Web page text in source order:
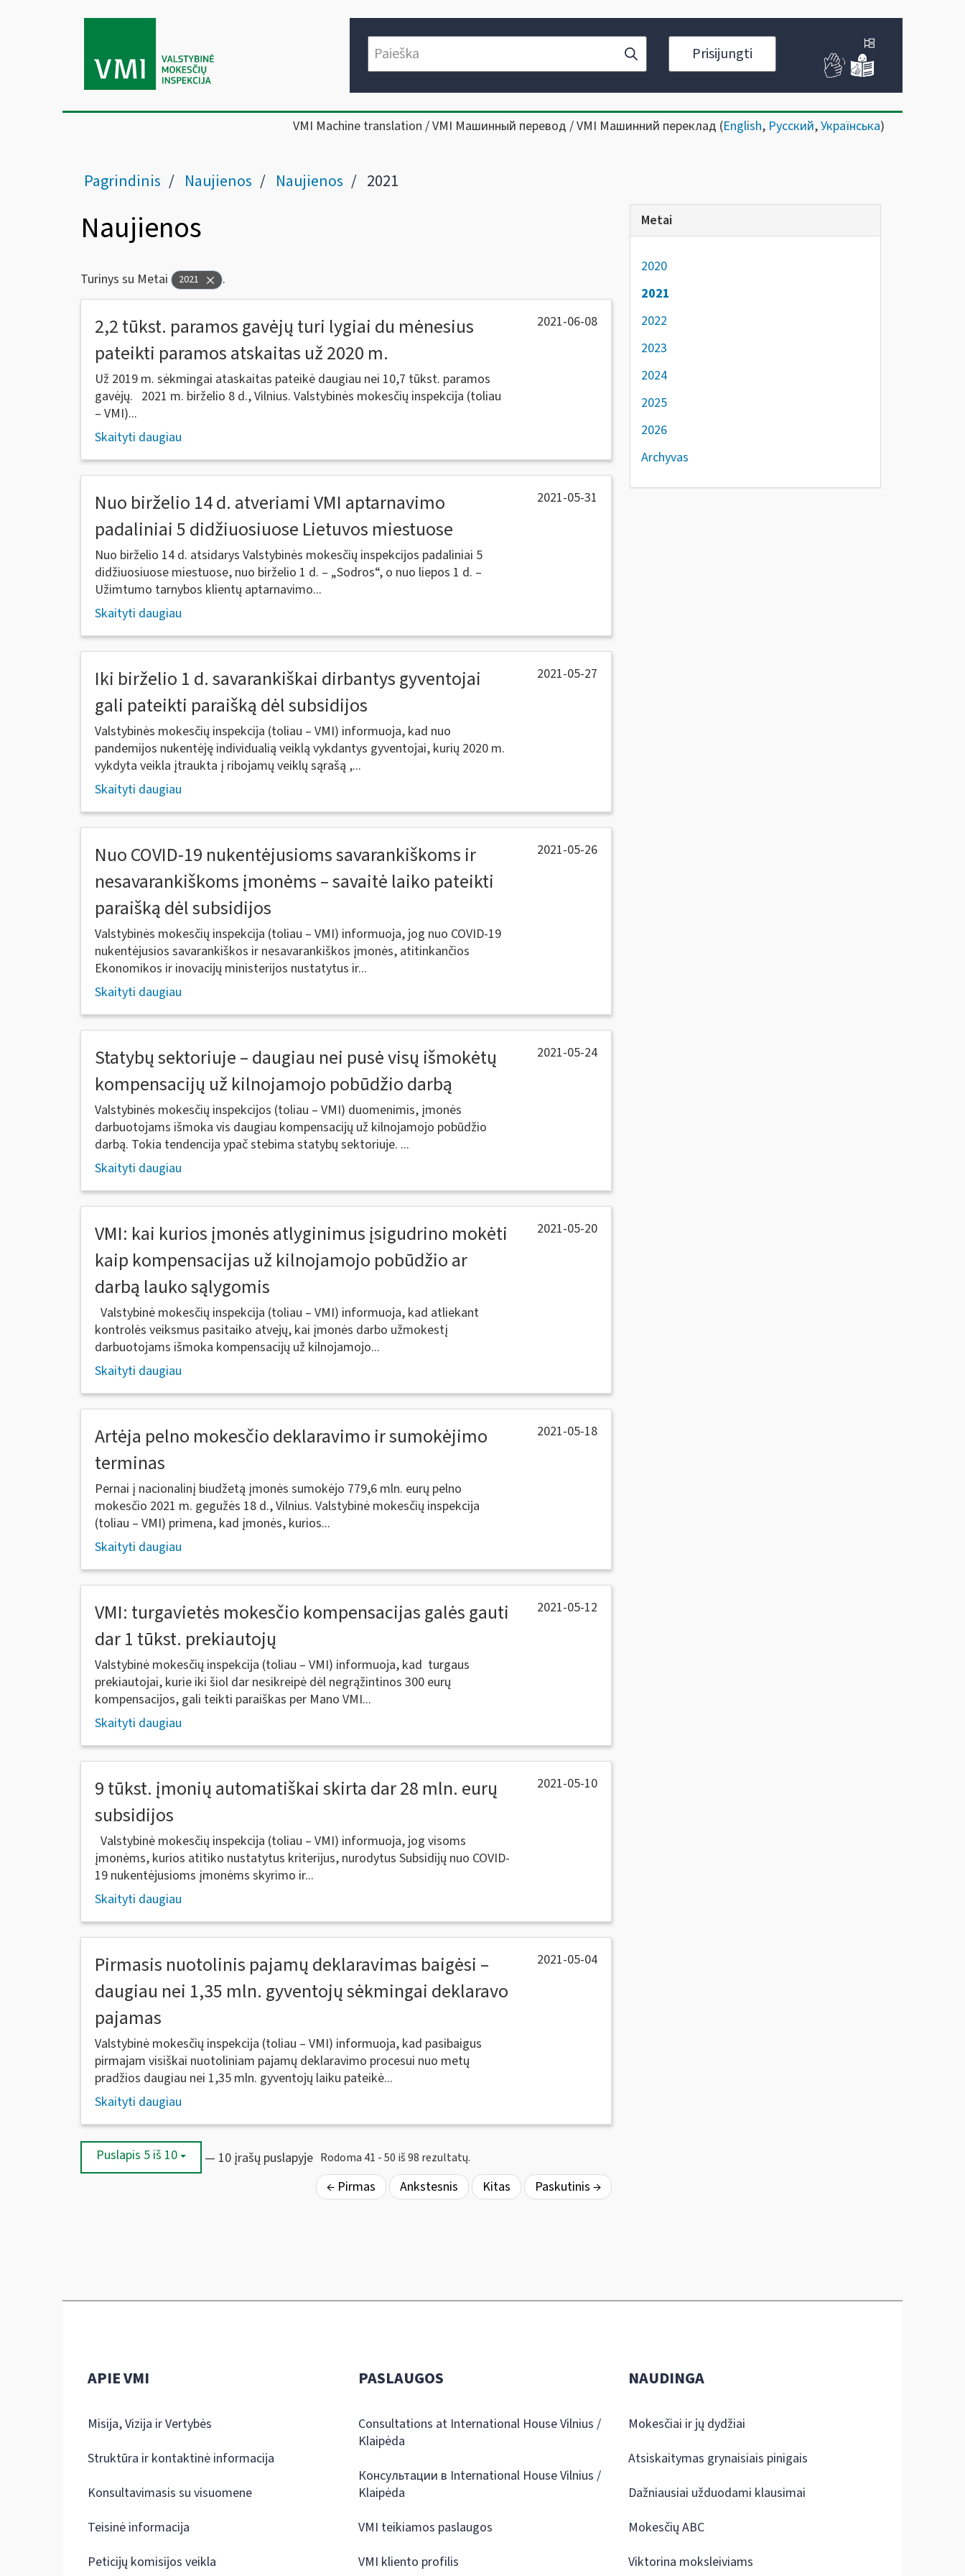
Prisijungti
VMI Machine translation / VMI Машинный перевод / VMI Машинний переклад (English, Русский,Українська)
Pagrindinis Naujienos Naujienos 2021
Naujienos
Turinys su Metai 2021 .
2,2 tūkst. paramos gavėjų turi lygiai du mėnesius
pateikti paramos atskaitas už 2020 m.
2021-06-08
Už 2019 m. sėkmingai ataskaitas pateikė daugiau nei 10,7 tūkst. paramos
gavėjų. 2021 m. birželio 8 d., Vilnius. Valstybinės mokesčių inspekcija (toliau
– VMI)...
Skaityti daugiau
Nuo birželio 14 d. atveriami VMI aptarnavimo
padaliniai 5 didžiuosiuose Lietuvos miestuose
2021-05-31
Nuo birželio 14 d. atsidarys Valstybinės mokesčių inspekcijos padaliniai 5
didžiuosiuose miestuose, nuo birželio 1 d. – „Sodros“, o nuo liepos 1 d. –
Užimtumo tarnybos klientų aptarnavimo...
Skaityti daugiau
Iki birželio 1 d. savarankiškai dirbantys gyventojai
gali pateikti paraišką dėl subsidijos
2021-05-27
Valstybinės mokesčių inspekcija (toliau – VMI) informuoja, kad nuo
pandemijos nukentėję individualią veiklą vykdantys gyventojai, kurių 2020 m.
vykdyta veikla įtraukta į ribojamų veiklų sąrašą ,...
Skaityti daugiau
Nuo COVID-19 nukentėjusioms savarankiškoms ir
nesavarankiškoms įmonėms – savaitė laiko pateikti
paraišką dėl subsidijos
2021-05-26
Valstybinės mokesčių inspekcija (toliau – VMI) informuoja, jog nuo COVID-19
nukentėjusios savarankiškos ir nesavarankiškos įmonės, atitinkančios
Ekonomikos ir inovacijų ministerijos nustatytus ir...
Skaityti daugiau
Statybų sektoriuje – daugiau nei pusė visų išmokėtų
kompensacijų už kilnojamojo pobūdžio darbą
2021-05-24
Valstybinės mokesčių inspekcijos (toliau – VMI) duomenimis, įmonės
darbuotojams išmoka vis daugiau kompensacijų už kilnojamojo pobūdžio
darbą. Tokia tendencija ypač stebima statybų sektoriuje. ...
Skaityti daugiau
VMI: kai kurios įmonės atlyginimus įsigudrino mokėti
kaip kompensacijas už kilnojamojo pobūdžio ar
darbą lauko sąlygomis
2021-05-20
Valstybinė mokesčių inspekcija (toliau – VMI) informuoja, kad atliekant
kontrolės veiksmus pasitaiko atvejų, kai įmonės darbo užmokestį
darbuotojams išmoka kompensacijų už kilnojamojo...
Skaityti daugiau
Artėja pelno mokesčio deklaravimo ir sumokėjimo
terminas
2021-05-18
Pernai į nacionalinį biudžetą įmonės sumokėjo 779,6 mln. eurų pelno
mokesčio 2021 m. gegužės 18 d., Vilnius. Valstybinė mokesčių inspekcija
(toliau – VMI) primena, kad įmonės, kurios...
Skaityti daugiau
VMI: turgavietės mokesčio kompensacijas galės gauti
dar 1 tūkst. prekiautojų
2021-05-12
Valstybinė mokesčių inspekcija (toliau – VMI) informuoja, kad turgaus
prekiautojai, kurie iki šiol dar nesikreipė dėl negrąžintinos 300 eurų
kompensacijos, gali teikti paraiškas per Mano VMI...
Skaityti daugiau
9 tūkst. įmonių automatiškai skirta dar 28 mln. eurų
subsidijos
2021-05-10
Valstybinė mokesčių inspekcija (toliau – VMI) informuoja, jog visoms
įmonėms, kurios atitiko nustatytus kriterijus, nurodytus Subsidijų nuo COVID-
19 nukentėjusioms įmonėms skyrimo ir...
Skaityti daugiau
Pirmasis nuotolinis pajamų deklaravimas baigėsi –
daugiau nei 1,35 mln. gyventojų sėkmingai deklaravo
pajamas
2021-05-04
Valstybinė mokesčių inspekcija (toliau – VMI) informuoja, kad pasibaigus
pirmajam visiškai nuotoliniam pajamų deklaravimo procesui nuo metų
pradžios daugiau nei 1,35 mln. gyventojų laiku pateikė...
Skaityti daugiau
Puslapis 5 iš 10 — 10 įrašų puslapyje Rodoma 41 - 50 iš 98 rezultatų.
← Pirmas Ankstesnis Kitas Paskutinis →
Metai
2020
2021
2022
2023
2024
2025
2026
Archyvas
APIE VMI
Misija, Vizija ir Vertybės
Struktūra ir kontaktinė informacija
Konsultavimasis su visuomene
Teisinė informacija
Peticijų komisijos veikla
PASLAUGOS
Consultations at International House Vilnius /
Klaipėda
Консультации в International House Vilnius /
Klaipėda
VMI teikiamos paslaugos
VMI kliento profilis
NAUDINGA
Mokesčiai ir jų dydžiai
Atsiskaitymas grynaisiais pinigais
Dažniausiai užduodami klausimai
Mokesčių ABC
Viktorina moksleiviams